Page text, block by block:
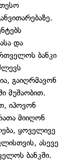
და
ბანკი
გაიღრმავონ
მუშაობით.
იპოვონ
მიიღონ
ყოველივე
ასევე
ბანკში.